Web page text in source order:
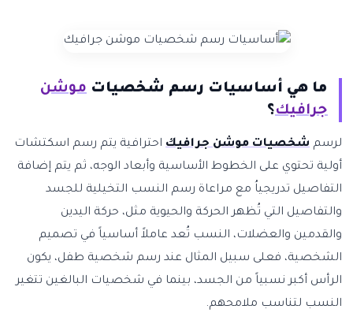
ما هي أساسيات رسم شخصيات موشن
جرافيك؟
لرسم شخصيات موشن جرافيك احترافية يتم رسم اسكتشات
أولية تحتوي على الخطوط الأساسية وأبعاد الوجه، ثم يتم إضافة
التفاصيل تدريجياُ مع مراعاة رسم النسب التخيلية للجسد
والتفاصيل التي تُظهر الحركة والحيوية مثل، حركة اليدين
والقدمين والعضلات، النسب تُعد عاملاً أساسياً في تصميم
الشخصية، فعلى سبيل المثال عند رسم شخصية طفل، يكون
الرأس أكبر نسبياً من الجسد، بينما في شخصيات البالغين تتغير
النسب لتناسب ملامحهم.